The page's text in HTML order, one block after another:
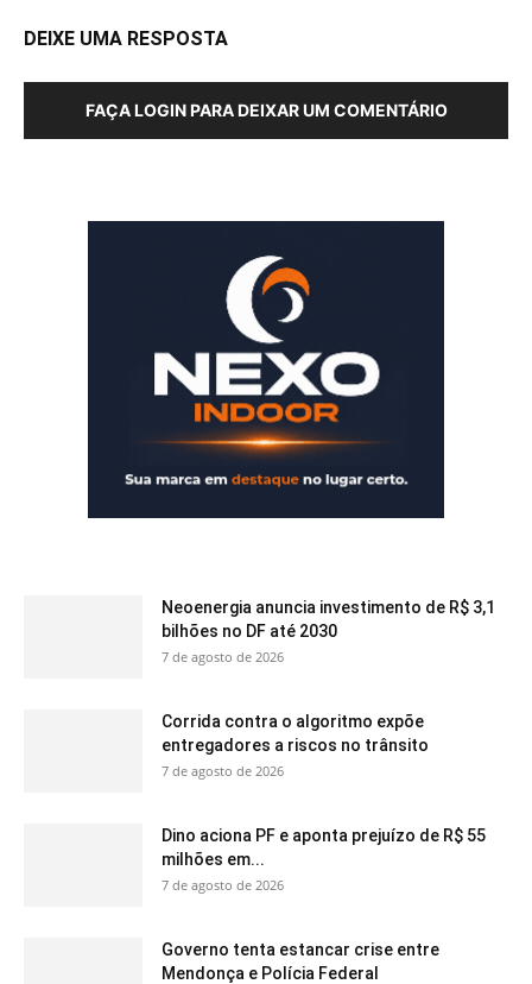
DEIXE UMA RESPOSTA
FAÇA LOGIN PARA DEIXAR UM COMENTÁRIO
Neoenergia anuncia investimento de R$ 3,1
bilhões no DF até 2030
7 de agosto de 2026
Corrida contra o algoritmo expõe
entregadores a riscos no trânsito
7 de agosto de 2026
Dino aciona PF e aponta prejuízo de R$ 55
milhões em...
7 de agosto de 2026
Governo tenta estancar crise entre
Mendonça e Polícia Federal